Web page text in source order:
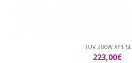
TUV 200W XPT SE
223,00€